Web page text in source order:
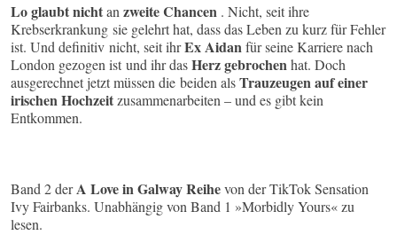
Loglaubt nichtanzweite Chancen . Nicht, seit ihre
Krebserkrankung sie gelehrt hat, dass das Leben zu kurz für Fehler
ist. Und definitiv nicht, seit ihrEx Aidanfür seine Karriere nach
London gezogen ist und ihr dasHerz gebrochenhat. Doch
ausgerechnet jetzt müssen die beiden alsTrauzeugen auf einer
irischen Hochzeitzusammenarbeiten – und es gibt kein
Entkommen.
Band 2 derA Love in Galway Reihevon der TikTok Sensation
Ivy Fairbanks. Unabhängig von Band 1 »Morbidly Yours« zu
lesen.